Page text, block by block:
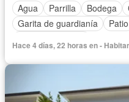
Agua
Parrilla Bodega
Garita de guardianía
Patio
Hace 4 días, 22 horas en -